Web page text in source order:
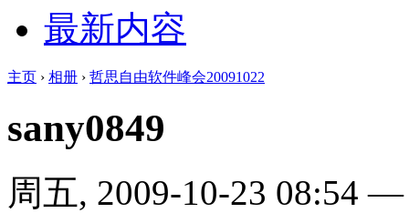
最新内容
主页 › 相册 › 哲思自由软件峰会20091022
sany0849
周五, 2009-10-23 08:54